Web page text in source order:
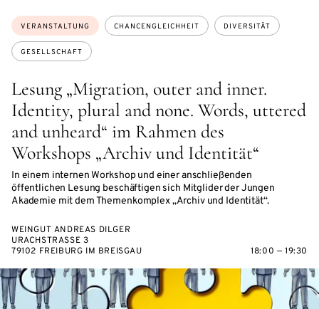
Lesung „Migration, outer and inner.
Identity, plural and none. Words, uttered
and unheard“ im Rahmen des
Workshops „Archiv und Identität“
In einem internen Workshop und einer anschließenden
öffentlichen Lesung beschäftigen sich Mitglider der Jungen
Akademie mit dem Themenkomplex „Archiv und Identität“.
Themen:
VERANSTALTUNG CHANCENGLEICHHEIT DIVERSITÄT
GESELLSCHAFT
WEINGUT ANDREAS DILGER
URACHSTRASSE 3
79102 FREIBURG IM BREISGAU
18:00 — 19:30